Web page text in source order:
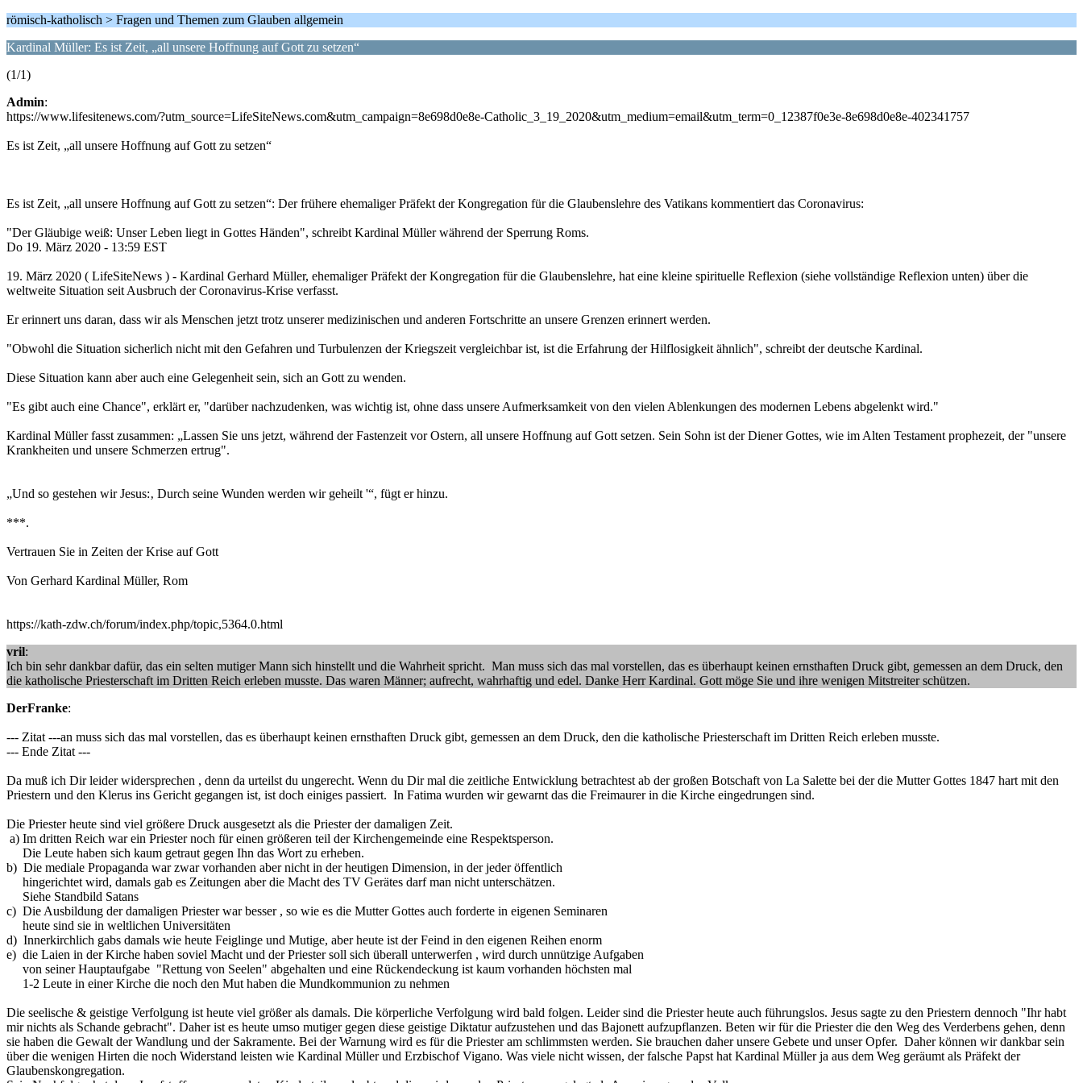
römisch-katholisch > Fragen und Themen zum Glauben allgemein
Kardinal Müller: Es ist Zeit, „all unsere Hoffnung auf Gott zu setzen“
(1/1)
Admin:
https://www.lifesitenews.com/?utm_source=LifeSiteNews.com&utm_campaign=8e698d0e8e-Catholic_3_19_2020&utm_medium=email&utm_term=0_12387f0e3e-8e698d0e8e-402341757
Es ist Zeit, „all unsere Hoffnung auf Gott zu setzen“
Es ist Zeit, „all unsere Hoffnung auf Gott zu setzen“: Der frühere ehemaliger Präfekt der Kongregation für die Glaubenslehre des Vatikans kommentiert das Coronavirus:
"Der Gläubige weiß: Unser Leben liegt in Gottes Händen", schreibt Kardinal Müller während der Sperrung Roms.
Do 19. März 2020 - 13:59 EST
19. März 2020 ( LifeSiteNews ) - Kardinal Gerhard Müller, ehemaliger Präfekt der Kongregation für die Glaubenslehre, hat eine kleine spirituelle Reflexion (siehe vollständige Reflexion unten) über die
weltweite Situation seit Ausbruch der Coronavirus-Krise verfasst.
Er erinnert uns daran, dass wir als Menschen jetzt trotz unserer medizinischen und anderen Fortschritte an unsere Grenzen erinnert werden.
"Obwohl die Situation sicherlich nicht mit den Gefahren und Turbulenzen der Kriegszeit vergleichbar ist, ist die Erfahrung der Hilflosigkeit ähnlich", schreibt der deutsche Kardinal.
Diese Situation kann aber auch eine Gelegenheit sein, sich an Gott zu wenden.
"Es gibt auch eine Chance", erklärt er, "darüber nachzudenken, was wichtig ist, ohne dass unsere Aufmerksamkeit von den vielen Ablenkungen des modernen Lebens abgelenkt wird."
Kardinal Müller fasst zusammen: „Lassen Sie uns jetzt, während der Fastenzeit vor Ostern, all unsere Hoffnung auf Gott setzen. Sein Sohn ist der Diener Gottes, wie im Alten Testament prophezeit, der "unsere
Krankheiten und unsere Schmerzen ertrug".
„Und so gestehen wir Jesus:‚ Durch seine Wunden werden wir geheilt '“, fügt er hinzu.
***.
Vertrauen Sie in Zeiten der Krise auf Gott
Von Gerhard Kardinal Müller, Rom
https://kath-zdw.ch/forum/index.php/topic,5364.0.html
vril:
Ich bin sehr dankbar dafür, das ein selten mutiger Mann sich hinstellt und die Wahrheit spricht. Man muss sich das mal vorstellen, das es überhaupt keinen ernsthaften Druck gibt, gemessen an dem Druck, den
die katholische Priesterschaft im Dritten Reich erleben musste. Das waren Männer; aufrecht, wahrhaftig und edel. Danke Herr Kardinal. Gott möge Sie und ihre wenigen Mitstreiter schützen.
DerFranke:
--- Zitat ---an muss sich das mal vorstellen, das es überhaupt keinen ernsthaften Druck gibt, gemessen an dem Druck, den die katholische Priesterschaft im Dritten Reich erleben musste.
--- Ende Zitat ---
Da muß ich Dir leider widersprechen , denn da urteilst du ungerecht. Wenn du Dir mal die zeitliche Entwicklung betrachtest ab der großen Botschaft von La Salette bei der die Mutter Gottes 1847 hart mit den
Priestern und den Klerus ins Gericht gegangen ist, ist doch einiges passiert. In Fatima wurden wir gewarnt das die Freimaurer in die Kirche eingedrungen sind.
Die Priester heute sind viel größere Druck ausgesetzt als die Priester der damaligen Zeit.
a) Im dritten Reich war ein Priester noch für einen größeren teil der Kirchengemeinde eine Respektsperson.
Die Leute haben sich kaum getraut gegen Ihn das Wort zu erheben.
b) Die mediale Propaganda war zwar vorhanden aber nicht in der heutigen Dimension, in der jeder öffentlich
hingerichtet wird, damals gab es Zeitungen aber die Macht des TV Gerätes darf man nicht unterschätzen.
Siehe Standbild Satans
c) Die Ausbildung der damaligen Priester war besser , so wie es die Mutter Gottes auch forderte in eigenen Seminaren
heute sind sie in weltlichen Universitäten
d) Innerkirchlich gabs damals wie heute Feiglinge und Mutige, aber heute ist der Feind in den eigenen Reihen enorm
e) die Laien in der Kirche haben soviel Macht und der Priester soll sich überall unterwerfen , wird durch unnützige Aufgaben
von seiner Hauptaufgabe "Rettung von Seelen" abgehalten und eine Rückendeckung ist kaum vorhanden höchsten mal
1-2 Leute in einer Kirche die noch den Mut haben die Mundkommunion zu nehmen
Die seelische & geistige Verfolgung ist heute viel größer als damals. Die körperliche Verfolgung wird bald folgen. Leider sind die Priester heute auch führungslos. Jesus sagte zu den Priestern dennoch "Ihr habt
mir nichts als Schande gebracht". Daher ist es heute umso mutiger gegen diese geistige Diktatur aufzustehen und das Bajonett aufzupflanzen. Beten wir für die Priester die den Weg des Verderbens gehen, denn
sie haben die Gewalt der Wandlung und der Sakramente. Bei der Warnung wird es für die Priester am schlimmsten werden. Sie brauchen daher unsere Gebete und unser Opfer. Daher können wir dankbar sein
über die wenigen Hirten die noch Widerstand leisten wie Kardinal Müller und Erzbischof Vigano. Was viele nicht wissen, der falsche Papst hat Kardinal Müller ja aus dem Weg geräumt als Präfekt der
Glaubenskongregation.